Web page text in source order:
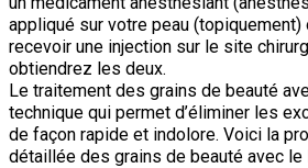
appliqué sur votre peau (topiquement)
recevoir une injection sur le site
obtiendrez les deux.
Le traitement des grains de beauté
technique qui permet d’éliminer les
de façon rapide et indolore. Voici la
détaillée des grains de beauté avec le